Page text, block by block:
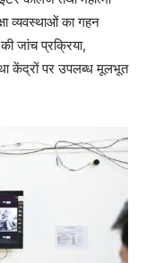
व्यवस्थाओं का गहन
जांच प्रक्रिया,
केंद्रों पर उपलब्ध मूलभूत